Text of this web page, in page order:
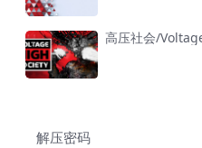
高压社会/
解压密码